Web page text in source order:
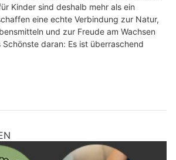
Kinder sind deshalb mehr als ein
eine echte Verbindung zur Natur,
und zur Freude am Wachsen
daran: Es ist überraschend